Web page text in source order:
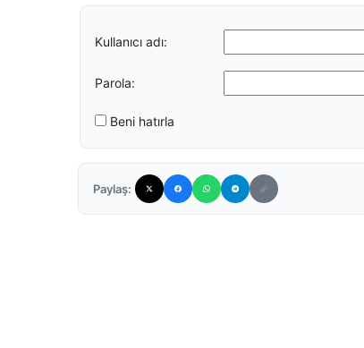
Kullanıcı adı:
Parola:
Beni hatırla
Paylaş: